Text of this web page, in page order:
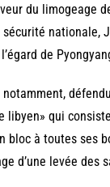
du limogeage
sécurité nationale,
de
libyen» qui
bloc à toutes ses
d’une levée des